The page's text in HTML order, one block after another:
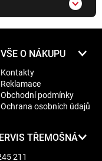
VŠE O NÁKUPU
Kontakty
Reklamace
Obchodní podmínky
Ochrana osobních údajů
TŘEMOŠNÁ
211